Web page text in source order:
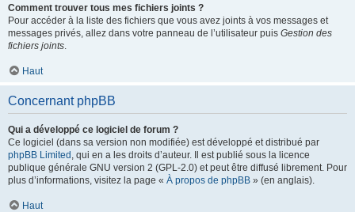
Comment trouver tous mes fichiers joints ?
Pour accéder à la liste des fichiers que vous avez joints à vos messages et
messages privés, allez dans votre panneau de l’utilisateur puis Gestion des
fichiers joints.
Haut
Concernant phpBB
Qui a développé ce logiciel de forum ?
Ce logiciel (dans sa version non modifiée) est développé et distribué par
phpBB Limited , qui en a les droits d’auteur. Il est publié sous la licence
publique générale GNU version 2 (GPL-2.0) et peut être diffusé librement. Pour
plus d’informations, visitez la page « À propos de phpBB » (en anglais).
Haut